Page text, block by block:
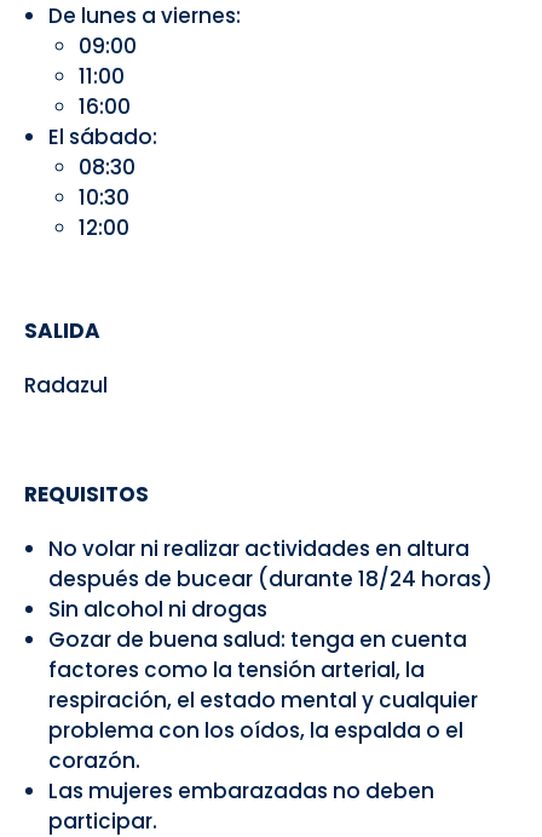
De lunes a viernes:
09:00
11:00
16:00
El sábado:
08:30
10:30
12:00
SALIDA
Radazul
REQUISITOS
No volar ni realizar actividades en altura
después de bucear (durante 18/24 horas)
Sin alcohol ni drogas
Gozar de buena salud: tenga en cuenta
factores como la tensión arterial, la
respiración, el estado mental y cualquier
problema con los oídos, la espalda o el
corazón.
Las mujeres embarazadas no deben
participar.